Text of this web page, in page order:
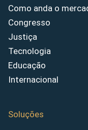
Como anda o
Congresso
Justiça
Tecnologia
Educação
Internacional
Soluções